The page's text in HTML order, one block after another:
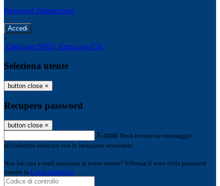
Password dimenticata?
-
Entra con SPID Entra con CIE
Seleziona utente
button close ×
Recupero password
button close ×
E-mail Verrà inviato un messaggio
all'indirizzo indicato con le istruzioni necessarie.
Non hai una e-mail associata al nome utente? Effettua il reset della password
tramite la Login Spaggiari